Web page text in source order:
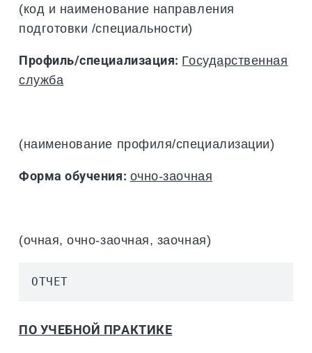
(код и наименование направления
подготовки /специальности)
Профиль/специализация: Государственная
служба
(наименование профиля/специализации)
Форма обучения: очно-заочная
(очная, очно-заочная, заочная)
ОТЧЕТ
ПО УЧЕБНОЙ ПРАКТИКЕ